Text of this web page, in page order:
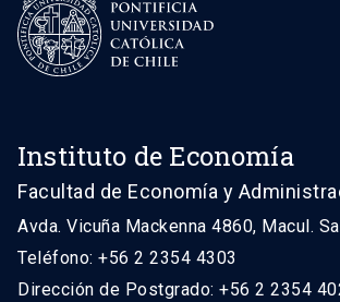
Instituto de Economía
Facultad de Economía y
Avda. Vicuña Mackenna 4860, Macul.
Teléfono: +56 2 2354 4303
Dirección de Postgrado: +56 2 2354